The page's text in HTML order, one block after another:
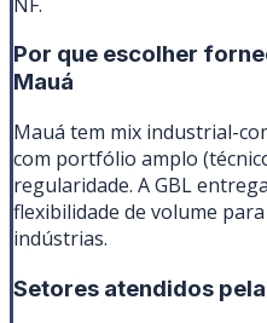
Por que escolher
Mauá
Mauá tem mix industrial-
com portfólio amplo
regularidade. A GBL
flexibilidade de volume
indústrias.
Setores atendidos pela